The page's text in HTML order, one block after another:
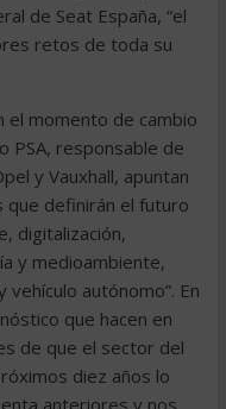
de Seat España, “el
retos de toda su
el momento de cambio
PSA, responsable de
y Vauxhall, apuntan
que definirán el futuro
digitalización,
y medioambiente,
autónomo”. En
que hacen en
de que el sector del
diez años lo
anteriores y nos